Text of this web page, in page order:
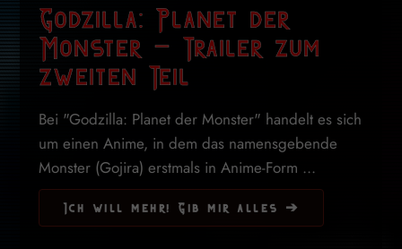
Godzilla: Planet der
Monster – Trailer zum
zweiten Teil
Bei "Godzilla: Planet der Monster" handelt es sich
um einen Anime, in dem das namensgebende
Monster (Gojira) erstmals in Anime-Form ...
Ich will mehr! Gib mir alles ➔